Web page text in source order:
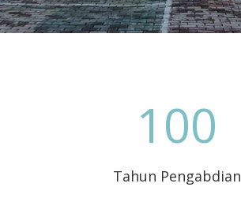
100
Tahun Pengabdian